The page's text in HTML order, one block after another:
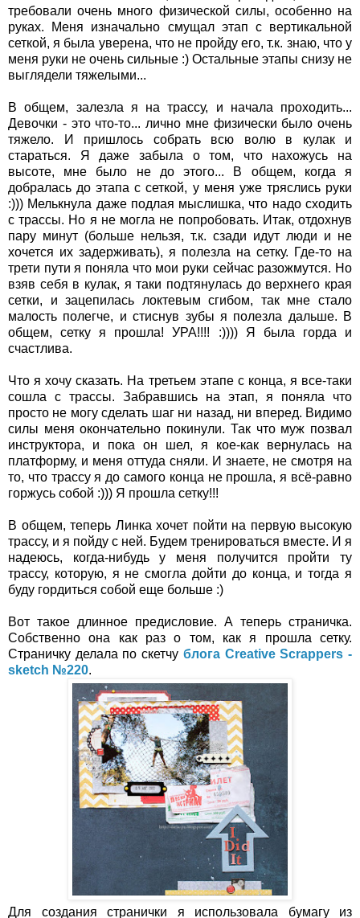
требовали очень много физической силы, особенно на
руках. Меня изначально смущал этап с вертикальной
сеткой, я была уверена, что не пройду его, т.к. знаю, что у
меня руки не очень сильные :) Остальные этапы снизу не
выглядели тяжелыми...
В общем, залезла я на трассу, и начала проходить...
Девочки - это что-то... лично мне физически было очень
тяжело. И пришлось собрать всю волю в кулак и
стараться. Я даже забыла о том, что нахожусь на
высоте, мне было не до этого... В общем, когда я
добралась до этапа с сеткой, у меня уже тряслись руки
:))) Мелькнула даже подлая мыслишка, что надо сходить
с трассы. Но я не могла не попробовать. Итак, отдохнув
пару минут (больше нельзя, т.к. сзади идут люди и не
хочется их задерживать), я полезла на сетку. Где-то на
трети пути я поняла что мои руки сейчас разожмутся. Но
взяв себя в кулак, я таки подтянулась до верхнего края
сетки, и зацепилась локтевым сгибом, так мне стало
малость полегче, и стиснув зубы я полезла дальше. В
общем, сетку я прошла! УРА!!!! :)))) Я была горда и
счастлива.
Что я хочу сказать. На третьем этапе с конца, я все-таки
сошла с трассы. Забравшись на этап, я поняла что
просто не могу сделать шаг ни назад, ни вперед. Видимо
силы меня окончательно покинули. Так что муж позвал
инструктора, и пока он шел, я кое-как вернулась на
платформу, и меня оттуда сняли. И знаете, не смотря на
то, что трассу я до самого конца не прошла, я всё-равно
горжусь собой :))) Я прошла сетку!!!
В общем, теперь Линка хочет пойти на первую высокую
трассу, и я пойду с ней. Будем тренироваться вместе. И я
надеюсь, когда-нибудь у меня получится пройти ту
трассу, которую, я не смогла дойти до конца, и тогда я
буду гордиться собой еще больше :)
Вот такое длинное предисловие. А теперь страничка.
Собственно она как раз о том, как я прошла сетку.
Страничку делала по скетчу блога Creative Scrappers -
sketch №220.
Для создания странички я использовала бумагу из